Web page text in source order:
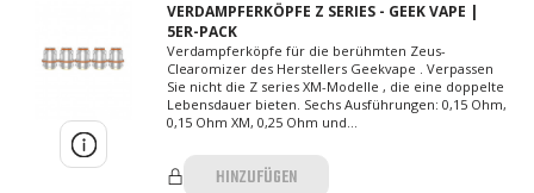
VERDAMPFERKÖPFE Z SERIES - GEEK VAPE |
5ER-PACK
Verdampferköpfe für die berühmten Zeus-
Clearomizer des Herstellers Geekvape . Verpassen
Sie nicht die Z series XM-Modelle , die eine doppelte
Lebensdauer bieten. Sechs Ausführungen: 0,15 Ohm,
0,15 Ohm XM, 0,25 Ohm und...
HINZUFÜGEN